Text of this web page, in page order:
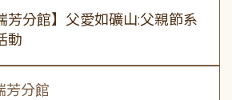
芳分館】父愛如礦山:父親節系
動
芳分館